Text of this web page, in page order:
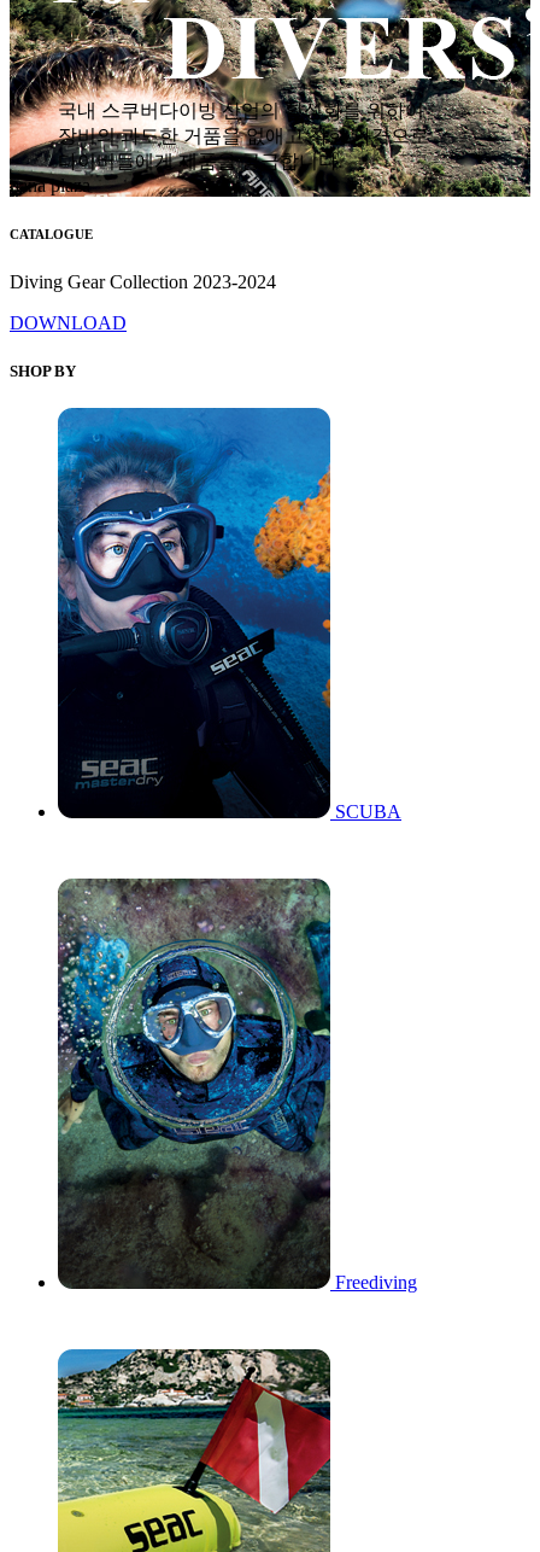
국내 스쿠버다이빙 산업의 활성화를 위하여
장비의 과도한 거품을 없애고 착한 가격으로
다이버들에게 제품을 공급합니다.
hana plaza
CATALOGUE
Diving Gear Collection 2023-2024
DOWNLOAD
SHOP BY
SCUBA
Freediving